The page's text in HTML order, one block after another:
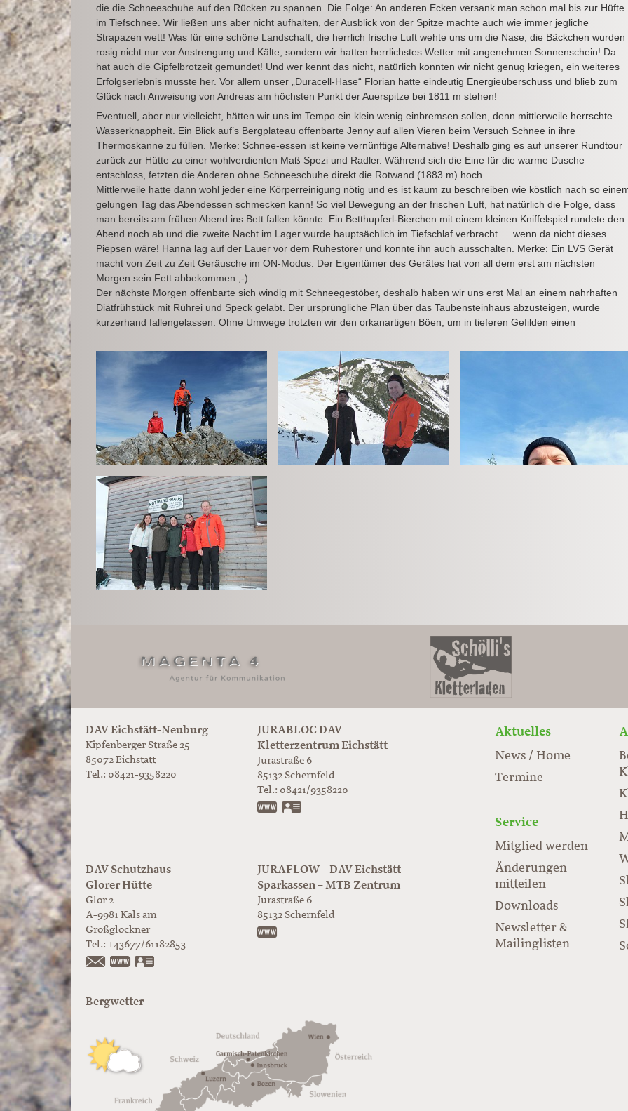
die die Schneeschuhe auf den Rücken zu spannen. Die Folge: An anderen Ecken versank man schon mal bis zur Hüfte
im Tiefschnee. Wir ließen uns aber nicht aufhalten, der Ausblick von der Spitze machte auch wie immer jegliche
Strapazen wett! Was für eine schöne Landschaft, die herrlich frische Luft wehte uns um die Nase, die Bäckchen wurden
rosig nicht nur vor Anstrengung und Kälte, sondern wir hatten herrlichstes Wetter mit angenehmen Sonnenschein! Da
hat auch die Gipfelbrotzeit gemundet! Und wer kennt das nicht, natürlich konnten wir nicht genug kriegen, ein weiteres
Erfolgserlebnis musste her. Vor allem unser „Duracell-Hase“ Florian hatte eindeutig Energieüberschuss und blieb zum
Glück nach Anweisung von Andreas am höchsten Punkt der Auerspitze bei 1811 m stehen!
Eventuell, aber nur vielleicht, hätten wir uns im Tempo ein klein wenig einbremsen sollen, denn mittlerweile herrschte
Wasserknappheit. Ein Blick auf’s Bergplateau offenbarte Jenny auf allen Vieren beim Versuch Schnee in ihre
Thermoskanne zu füllen. Merke: Schnee-essen ist keine vernünftige Alternative! Deshalb ging es auf unserer Rundtour
zurück zur Hütte zu einer wohlverdienten Maß Spezi und Radler. Während sich die Eine für die warme Dusche
entschloss, fetzten die Anderen ohne Schneeschuhe direkt die Rotwand (1883 m) hoch.
Mittlerweile hatte dann wohl jeder eine Körperreinigung nötig und es ist kaum zu beschreiben wie köstlich nach so
gelungen Tag das Abendessen schmecken kann! So viel Bewegung an der frischen Luft, hat natürlich die Folge, dass
man bereits am frühen Abend ins Bett fallen könnte. Ein Betthupferl-Bierchen mit einem kleinen Kniffelspiel rundete den
Abend noch ab und die zweite Nacht im Lager wurde hauptsächlich im Tiefschlaf verbracht … wenn da nicht dieses
Piepsen wäre! Hanna lag auf der Lauer vor dem Ruhestörer und konnte ihn auch ausschalten. Merke: Ein LVS Gerät
macht von Zeit zu Zeit Geräusche im ON-Modus. Der Eigentümer des Gerätes hat von all dem erst am nächsten
Morgen sein Fett abbekommen ;-).
Der nächste Morgen offenbarte sich windig mit Schneegestöber, deshalb haben wir uns erst Mal an einem nahrhaften
Diätfrühstück mit Rührei und Speck gelabt. Der ursprüngliche Plan über das Taubensteinhaus abzusteigen, wurde
kurzerhand fallengelassen. Ohne Umwege trotzten wir den orkanartigen Böen, um in tieferen Gefilden einen
DAV Eichstätt-Neuburg
Kipfenberger Straße 25
85072 Eichstätt
Tel.: 08421-9358220
JURABLOC DAV
Kletterzentrum Eichstätt
Jurastraße 6
85132 Schernfeld
Tel.: 08421/9358220
www.jurabloc.de
DAV Schutzhaus
Glorer Hütte
Glor 2
A-9981 Kals am
Großglockner
Tel.: +43677/61182853
https://www.glorer-huette.at/
JURAFLOW – DAV Eichstätt
Sparkassen – MTB Zentrum
Jurastraße 6
85132 Schernfeld
Aktuelles
News / Home
Termine
Service
Mitglied werden
Änderungen
mitteilen
Downloads
Newsletter &
Mailinglisten
Bergwetter